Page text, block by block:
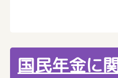
国民年金に